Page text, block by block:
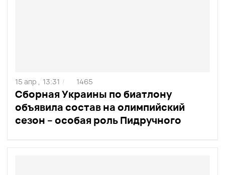
Сборная Украины по биатлону
объявила состав на олимпийский
сезон – особая роль Пидручного
15 апр , 13:31 / 1465